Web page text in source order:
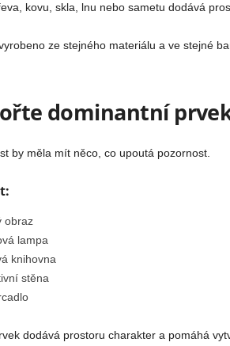
kovu, skla, lnu nebo sametu dodává
ze stejného materiálu a ve stejné
dominantní
by měla mít něco, co upoutá pozornost.
obraz
lampa
knihovna
stěna
dodává prostoru charakter a pomáhá